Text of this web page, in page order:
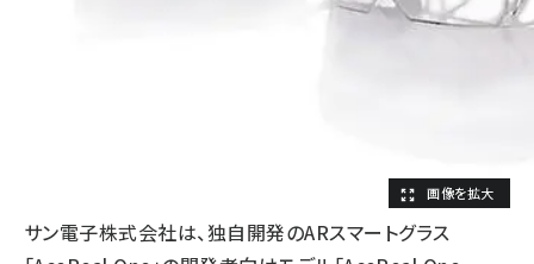
サン電子株式会社は、独自開発のARスマートグラス